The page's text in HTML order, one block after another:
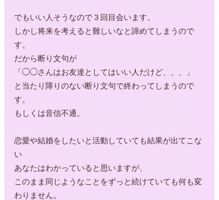
でもいい人そうなので３回目会います。
しかし将来を考えると難しいなと諦めてしまうので
す。
だから断り文句が
「◯◯さんはお友達としてはいい人だけど、、、」
と当たり障りのない断り文句で終わってしまうので
す。
もしくは音信不通。
恋愛や結婚をしたいと活動していても結果が出てこな
い
あなたはわかっていると思いますが、
このまま同じようなことをずっと続けていても何も変
わりません。